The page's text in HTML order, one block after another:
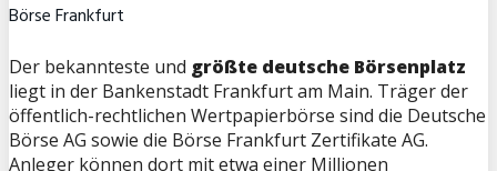
Börse Frankfurt
Der bekannteste und größte deutsche Börsenplatz
liegt in der Bankenstadt Frankfurt am Main. Träger der
öffentlich-rechtlichen Wertpapierbörse sind die Deutsche
Börse AG sowie die Börse Frankfurt Zertifikate AG.
Anleger können dort mit etwa einer Millionen